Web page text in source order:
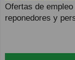
Ofertas de
reponedores y